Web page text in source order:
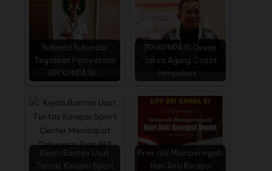
Rahmad Sukendar
Tegaskan Pernyataan
BPI KPNPA RI…
BPI KPNPA RI Desak
Jaksa Agung Copot
Jampidsus,…
Kejati Banten Usut
Tuntas Korupsi Sport
Pres rilis Memperingati
Hari Anti Korupsi